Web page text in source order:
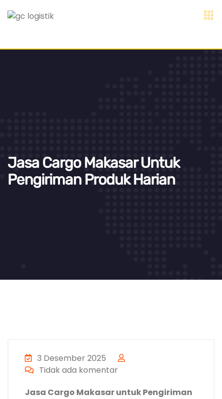
Jasa Cargo Makasar Untuk
Pengiriman Produk Harian
3 Desember 2025
Tidak ada komentar
Jasa Cargo Makasar untuk Pengiriman